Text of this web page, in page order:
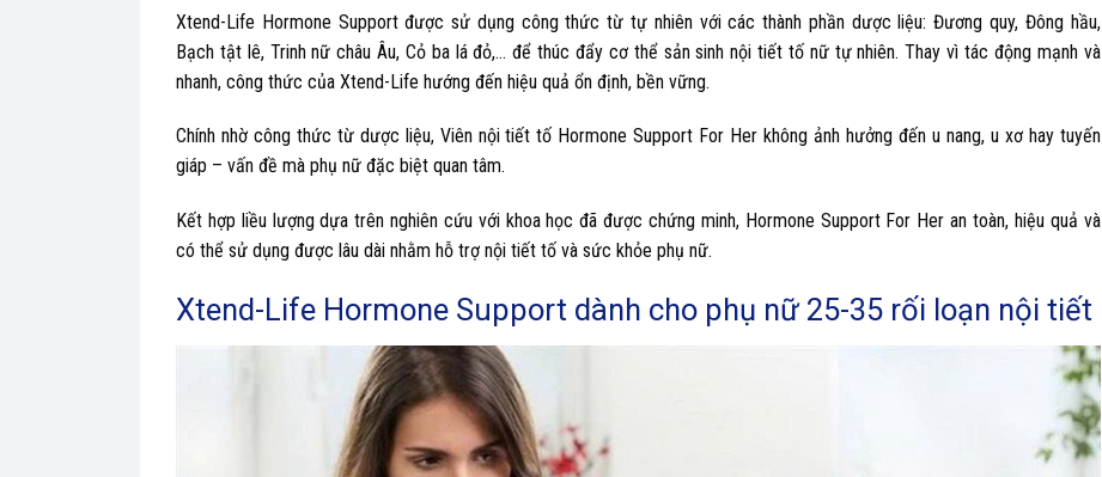
Xtend-Life Hormone Support được sử dụng công thức từ tự nhiên với các thành phần dược liệu: Đương quy, Đông hầu,
Bạch tật lê, Trinh nữ châu Âu, Cỏ ba lá đỏ,… để thúc đẩy cơ thể sản sinh nội tiết tố nữ tự nhiên. Thay vì tác động mạnh và
nhanh, công thức của Xtend-Life hướng đến hiệu quả ổn định, bền vững.
Chính nhờ công thức từ dược liệu, Viên nội tiết tố Hormone Support For Her không ảnh hưởng đến u nang, u xơ hay tuyến
giáp – vấn đề mà phụ nữ đặc biệt quan tâm.
Kết hợp liều lượng dựa trên nghiên cứu với khoa học đã được chứng minh, Hormone Support For Her an toàn, hiệu quả và
có thể sử dụng được lâu dài nhằm hỗ trợ nội tiết tố và sức khỏe phụ nữ.
Xtend-Life Hormone Support dành cho phụ nữ 25-35 rối loạn nội tiết